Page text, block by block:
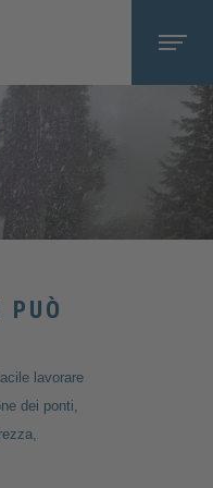
PUÒ
lavorare
dei ponti,